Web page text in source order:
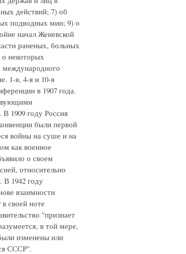
действий; 7) об
подводных мин; 9) о
начал Женевской
раненых, больных
некоторых
международного
1-я, 4-я и 10-я
в 1907 года.
1909 году Россия
были первой
войны на суше и на
как военное
о своем
относительно
В 1942 году
взаимности
своей ноте
"признает
в той мере,
изменены или
СССР".